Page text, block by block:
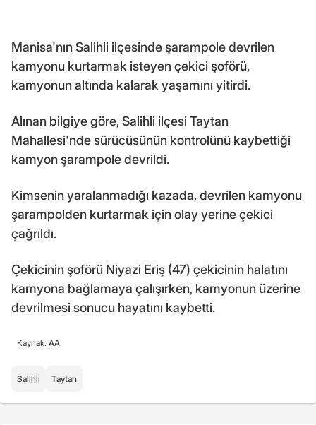
Manisa'nın Salihli ilçesinde şarampole devrilen
kamyonu kurtarmak isteyen çekici şoförü,
kamyonun altında kalarak yaşamını yitirdi.
Alınan bilgiye göre, Salihli ilçesi Taytan
Mahallesi'nde sürücüsünün kontrolünü kaybettiği
kamyon şarampole devrildi.
Kimsenin yaralanmadığı kazada, devrilen kamyonu
şarampolden kurtarmak için olay yerine çekici
çağrıldı.
Çekicinin şoförü Niyazi Eriş (47) çekicinin halatını
kamyona bağlamaya çalışırken, kamyonun üzerine
devrilmesi sonucu hayatını kaybetti.
Kaynak: AA
Salihli Taytan